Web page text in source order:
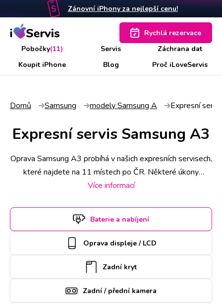
Zánovní iPhony za nejlepší cenu!
Pobočky(11) Servis
Záchrana dat
Koupit iPhone
Blog Proč iLoveServis
Rychlá rezervace
Domů Samsung modely Samsung A Expresní
Expresní servis Samsung A3
Oprava Samsung A3 probíhá v našich expresních servisech,
které najdete na 11 místech po ČR. Některé úkony
stihneme už do 30 minut, náročnější však zaberou i pár
termín a hodinu online. Samsung A3 k opravě si u vás také
může vyzvednout náš kurýr, který vám ho poté zaveze
zpět. Kvalitu práce podtrhujeme doživotní zárukou a za díly
ručíme nadstandardně 2 roky.
Více informací
Baterie a nabíjení
Oprava displeje / LCD
Zadní kryt
Zadní / přední kamera